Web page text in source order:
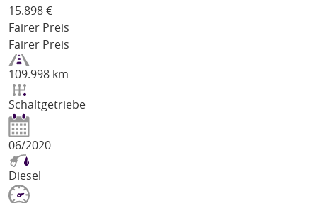
15.898 €
Fairer Preis
Fairer Preis
109.998 km
Schaltgetriebe
06/2020
Diesel